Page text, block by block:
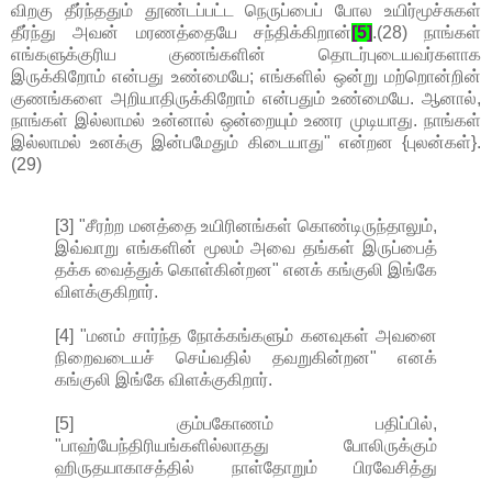
விறகு தீர்ந்ததும் தூண்டப்பட்ட நெருப்பைப் போல உயிர்மூச்சுகள்
தீர்ந்து அவன் மரணத்தையே சந்திக்கிறான் [5].(28) நாங்கள்
எங்களுக்குரிய குணங்களின் தொடர்புடையவர்களாக
இருக்கிறோம் என்பது உண்மையே; எங்களில் ஒன்று மற்றொன்றின்
குணங்களை அறியாதிருக்கிறோம் என்பதும் உண்மையே. ஆனால்,
நாங்கள் இல்லாமல் உன்னால் ஒன்றையும் உணர முடியாது. நாங்கள்
இல்லாமல் உனக்கு இன்பமேதும் கிடையாது" என்றன {புலன்கள்}.
(29)
[3] "சீரற்ற மனத்தை உயிரினங்கள் கொண்டிருந்தாலும்,
இவ்வாறு எங்களின் மூலம் அவை தங்கள் இருப்பைத்
தக்க வைத்துக் கொள்கின்றன" எனக் கங்குலி இங்கே
விளக்குகிறார்.
[4] "மனம் சார்ந்த நோக்கங்களும் கனவுகள் அவனை
நிறைவடையச் செய்வதில் தவறுகின்றன" எனக்
கங்குலி இங்கே விளக்குகிறார்.
[5] கும்பகோணம் பதிப்பில்,
"பாஹ்யேந்திரியங்களில்லாதது போலிருக்கும்
ஹிருதயாகாசத்தில் நாள்தோறும் பிரவேசித்து